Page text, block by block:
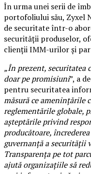
În urma unei serii de
portofoliului său, Zyxel
de securitate într-o
securității produselor,
clienții IMM-urilor și
„În prezent, securitatea
doar pe promisiuni”, a
pentru securitatea
măsură ce amenințările
reglementările globale,
așteptările privind
producătoare,
guvernanță a securității
Transparența pe tot
ajută organizațiile să